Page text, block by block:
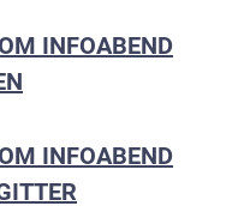
INFOABEND
INFOABEND